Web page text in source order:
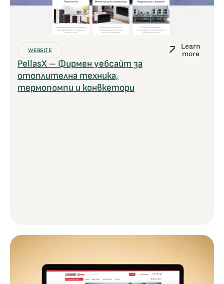
WEBSITE
PellasX – Фирмен уебсайт за
отоплителна техника,
термопомпи и конвкетори
Learn
more